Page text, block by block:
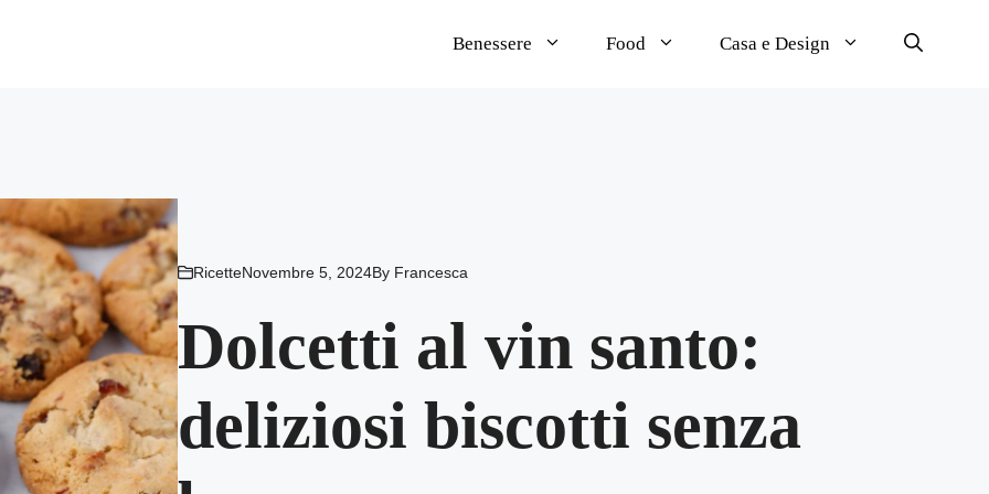
Benessere Food Casa e Design
RicetteNovembre 5, 2024By Francesca
Dolcetti al vin santo:
deliziosi biscotti senza